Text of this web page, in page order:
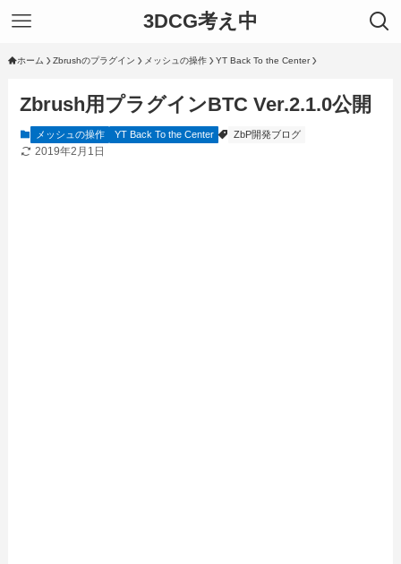
3DCG考え中
ホーム Zbrushのプラグイン メッシュの操作 YT Back To the Center
Zbrush用プラグインBTC Ver.2.1.0公開
メッシュの操作 YT Back To the Center ZbP開発ブログ
2019年2月1日